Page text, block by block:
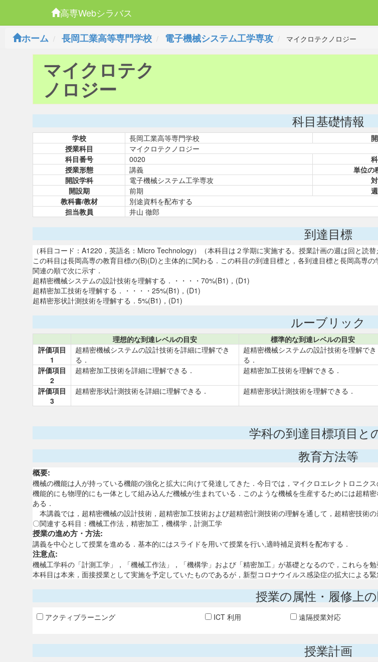
高専Webシラバス
ホーム
長岡工業高等専門学校 電子機械システム工学専攻 マイクロテクノロジー
マイクロテク
ノロジー
科目基礎情報
学校 長岡工業高等専門学校
授業科目
マイクロテクノロジー
科目番号
0020
授業形態
講義 単位の
開設学科
電子機械システム工学専攻
開設期
前期
教科書/教材
別途資料を配布する
担当教員
井山 徹郎
到達目標
（科目コード：A1220，英語名：Micro Technology）（本科目は２学期に実施する。授業計画の週は回と読替
この科目は長岡高専の教育目標の(B)(D)と主体的に関わる．この科目の到達目標と，各到達目標と長岡高専
関連の順で次に示す．
超精密機械システムの設計技術を理解する．・・・・70%(B1)，(D1)
超精密加工技術を理解する．・・・・25%(B1)，(D1)
超精密形状計測技術を理解する．5%(B1)，(D1)
ルーブリック
理想的な到達レベルの目安 標準的な到達レベルの目安
評価項目
1
超精密機械システムの設計技術を詳細に理解でき
る．
超精密機械システムの設計技術を理解でき
る．
評価項目
2
超精密加工技術を詳細に理解できる． 超精密加工技術を理解できる．
評価項目
3
超精密形状計測技術を詳細に理解できる． 超精密形状計測技術を理解できる．
学科の到達目標項目と
教育方法等
概要:
機械の機能は人が持っている機能の強化と拡大に向けて発達してきた．今日では，マイクロエレクトロニク
機能的にも物理的にも一体として組み込んだ機械が生まれている．このような機械を生産するためには超精
ある．
本講義では，超精密機械の設計技術，超精密加工技術および超精密計測技術の理解を通して，超精密技術
〇関連する科目：機械工作法，精密加工，機構学，計測工学
授業の進め方・方法:
講義を中心として授業を進める．基本的にはスライドを用いて授業を行い,適時補足資料を配布する．
注意点:
機械工学科の「計測工学」，「機械工作法」，「機構学」および「精密加工」が基礎となるので，これらを
本科目は本来，面接授業として実施を予定していたものであるが，新型コロナウイルス感染症の拡大による
授業の属性・履修上
アクティブラーニング ICT 利用 遠隔授業対応
授業計画